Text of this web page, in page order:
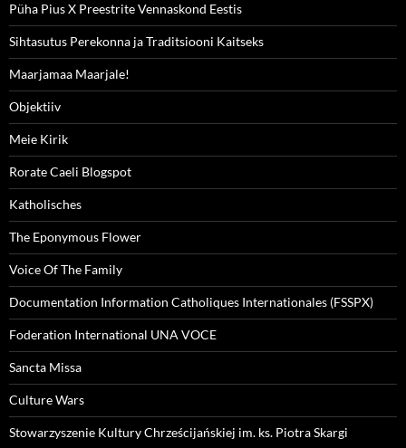
Püha Pius X Preestrite Vennaskond Eestis
Sihtasutus Perekonna ja Traditsiooni Kaitseks
Maarjamaa Maarjale!
Objektiiv
Meie Kirik
Rorate Caeli Blogspot
Katholisches
The Eponymous Flower
Voice Of The Family
Documentation Information Catholiques Internationales (FSSPX)
Foderation International UNA VOCE
Sancta Missa
Culture Wars
Stowarzyszenie Kultury Chrześcijańskiej im. ks. Piotra Skargi